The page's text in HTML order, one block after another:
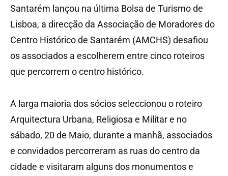
Santarém lançou na última Bolsa de Turismo de
Lisboa, a direcção da Associação de Moradores do
Centro Histórico de Santarém (AMCHS) desafiou
os associados a escolherem entre cinco roteiros
que percorrem o centro histórico.
A larga maioria dos sócios seleccionou o roteiro
Arquitectura Urbana, Religiosa e Militar e no
sábado, 20 de Maio, durante a manhã, associados
e convidados percorreram as ruas do centro da
cidade e visitaram alguns dos monumentos e